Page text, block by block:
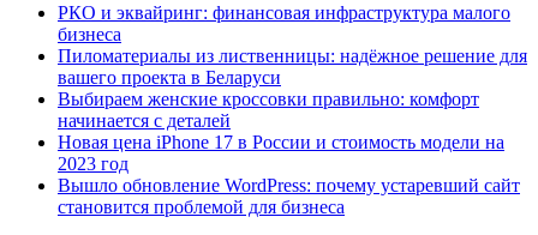
РКО и эквайринг: финансовая инфраструктура малого
бизнеса
Пиломатериалы из лиственницы: надёжное решение для
вашего проекта в Беларуси
Выбираем женские кроссовки правильно: комфорт
начинается с деталей
Новая цена iPhone 17 в России и стоимость модели на
2023 год
Вышло обновление WordPress: почему устаревший сайт
становится проблемой для бизнеса